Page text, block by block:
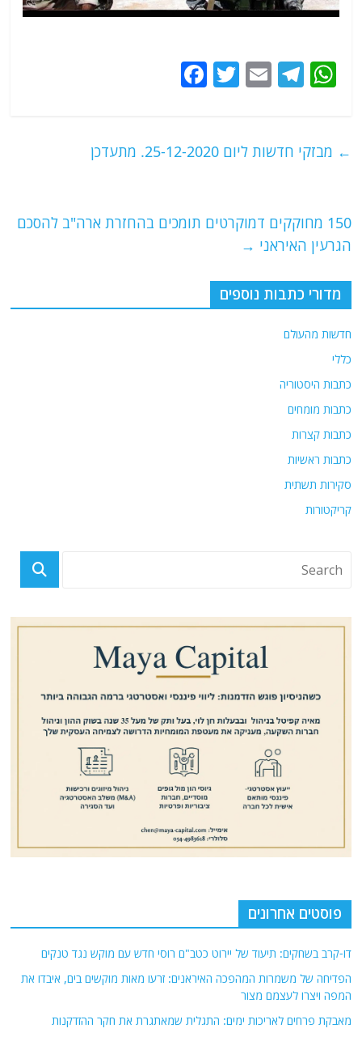
W
s
p
T
g
E
l
T
er
e
o
← מבזקי חדשות ליום 25-12-2020. מתעדכן
150 מחוקקים דמוקרטים תומכים בהחזרת ארה"ב להסכם
הגרעין האיראני →
מדורי כתבות נוספים
חדשות מהעולם
כללי
כתבות היסטוריה
כתבות מומחים
כתבות קצרות
כתבות ראשיות
סקירות תשתית
קריקטורות
פוסטים אחרונים
דו-קרב בשחקים: תיעוד של יירוט כטב"ם רוסי חדש עם מוקש נגד טנקים
הפדיחה של משמרות המהפכה האיראנים: זרעו מאות מוקשים בים, איבדו את
המפה ויצרו לעצמם מצור
מאבקת פרחים לאריכות ימים: התגלית שמאתגרת את חקר ההזדקנות